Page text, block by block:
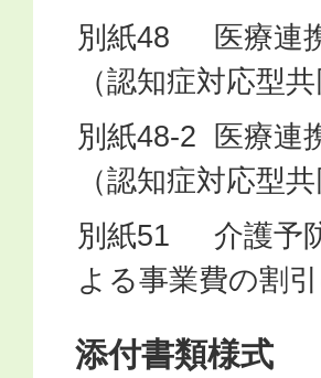
別紙48 医療連
（認知症対応型
別紙48-2 医療連
（認知症対応型
別紙51 介護予
よる事業費の割
添付書類様式